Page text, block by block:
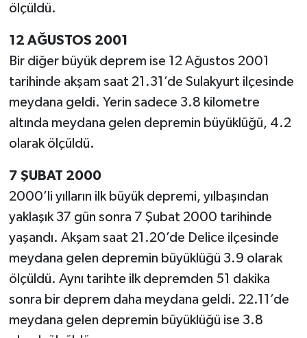
ölçüldü.
12 AĞUSTOS 2001
Bir diğer büyük deprem ise 12 Ağustos 2001
tarihinde akşam saat 21.31’de Sulakyurt ilçesinde
meydana geldi. Yerin sadece 3.8 kilometre
altında meydana gelen depremin büyüklüğü, 4.2
olarak ölçüldü.
7 ŞUBAT 2000
2000’li yılların ilk büyük depremi, yılbaşından
yaklaşık 37 gün sonra 7 Şubat 2000 tarihinde
yaşandı. Akşam saat 21.20’de Delice ilçesinde
meydana gelen depremin büyüklüğü 3.9 olarak
ölçüldü. Aynı tarihte ilk depremden 51 dakika
sonra bir deprem daha meydana geldi. 22.11’de
meydana gelen depremin büyüklüğü ise 3.8